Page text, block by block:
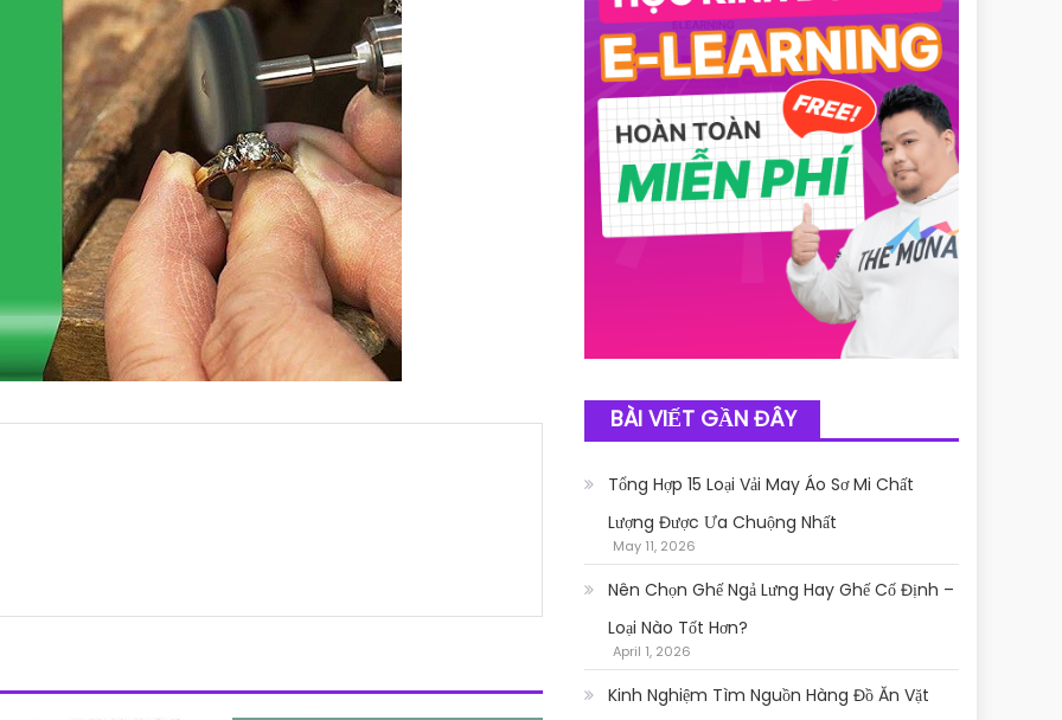
BÀI VIẾT GẦN ĐÂY
Tổng Hợp 15 Loại Vải May Áo Sơ Mi Chất
Lượng Được Ưa Chuộng Nhất
May 11, 2026
Nên Chọn Ghế Ngả Lưng Hay Ghế Cố Định –
Loại Nào Tốt Hơn?
April 1, 2026
Kinh Nghiệm Tìm Nguồn Hàng Đồ Ăn Vặt